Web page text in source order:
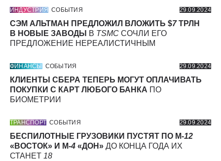
ИНДУСТРИЯ СОБЫТИЯ 29.09.2024
СЭМ АЛЬТМАН ПРЕДЛОЖИЛ ВЛОЖИТЬ $7ТРЛН
В НОВЫЕ ЗАВОДЫ
В TSMC СОЧЛИ ЕГО
ПРЕДЛОЖЕНИЕ НЕРЕАЛИСТИЧНЫМ
ФИНАНСЫ СОБЫТИЯ 29.09.2024
КЛИЕНТЫ СБЕРА ТЕПЕРЬ МОГУТ ОПЛАЧИВАТЬ
ПОКУПКИ С КАРТ ЛЮБОГО БАНКА ПО
БИОМЕТРИИ
ТРАНСПОРТ СОБЫТИЯ 29.09.2024
БЕСПИЛОТНЫЕ ГРУЗОВИКИ ПУСТЯТ ПО М-12
«ВОСТОК» И М-4 «ДОН» ДО КОНЦА ГОДА ИХ
СТАНЕТ 18